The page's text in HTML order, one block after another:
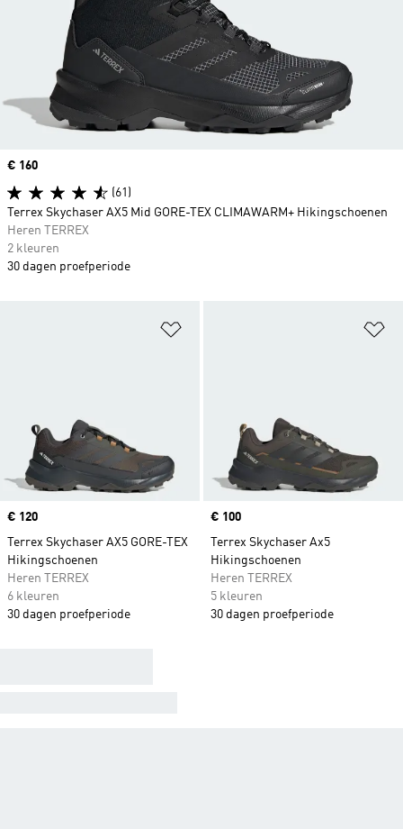
Price
€ 120
Terrex Skychaser AX5 GORE-TEX
Hikingschoenen
Heren TERREX
6 kleuren
30 dagen proefperiode
Price
€ 100
Terrex Skychaser Ax5
Hikingschoenen
Heren TERREX
5 kleuren
30 dagen proefperiode
Price
€ 160
(61)
Terrex Skychaser AX5 Mid GORE-TEX CLIMAWARM+ Hikingschoenen
Heren TERREX
2 kleuren
30 dagen proefperiode